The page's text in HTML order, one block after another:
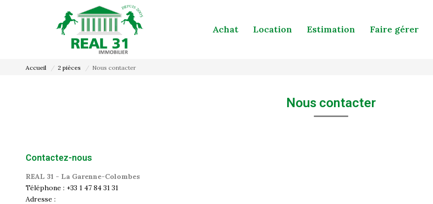
Achat Location Estimation Faire gérer
Accueil 2 pièces Nous contacter
Nous contacter
Contactez-nous
REAL 31 - La Garenne-Colombes
Téléphone : +33 1 47 84 31 31
Adresse :